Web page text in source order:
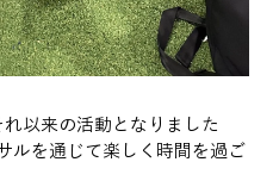
以来の活動となりました
ルを通じて楽しく時間を過ご